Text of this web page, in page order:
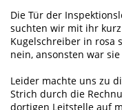
Die Tür der
suchten wir mit ihr
Kugelschreiber in rosa
nein, ansonsten war
Leider machte uns zu
Strich durch die
dortigen Leitstelle auf